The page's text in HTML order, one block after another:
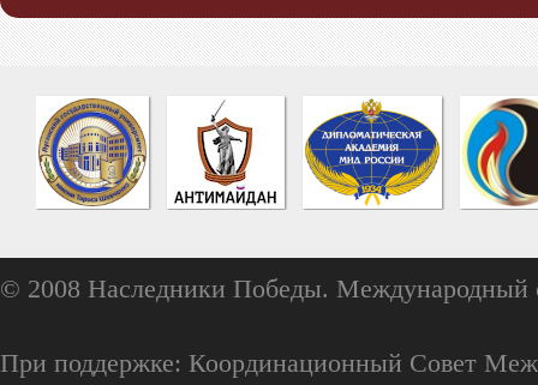
© 2008 Наследники Победы. Международный
При поддержке: Координационный Совет